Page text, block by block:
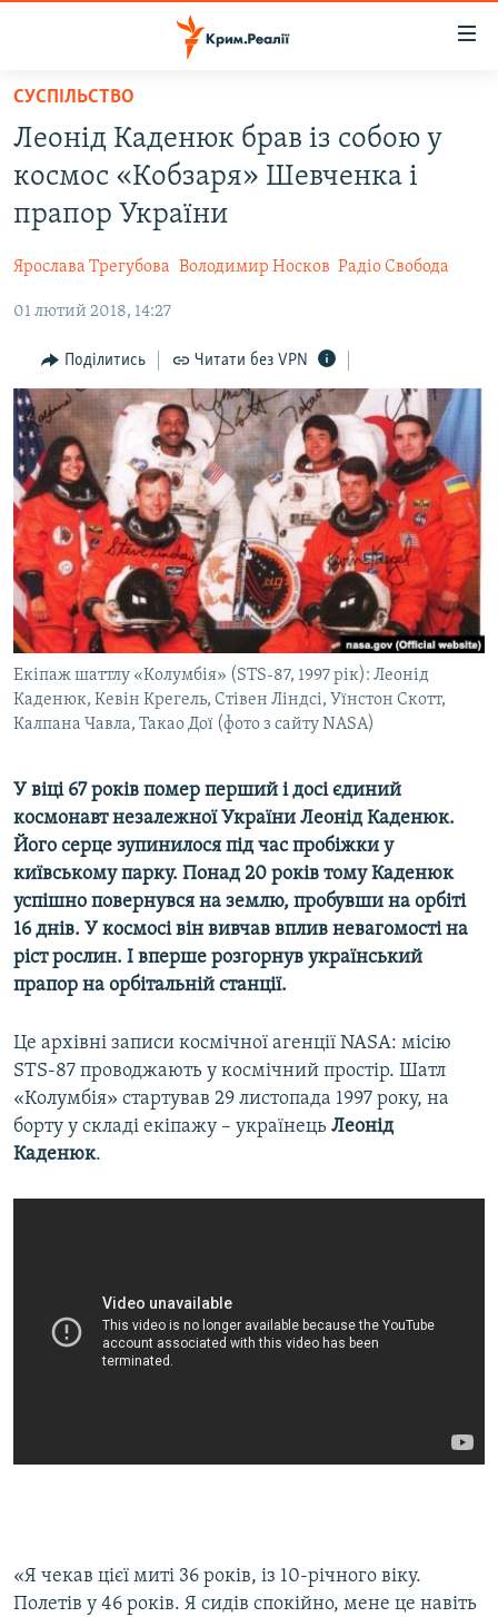
Перейти
основного
матеріалу
до
основної
навігації
Перейти
пошуку
ВОДА.КРИМ
ВІДЕО ТА ФОТО
БЛОГИ
ПОГЛЯД
ІНТЕРВ'Ю
ВСЕ ЗА ДЕНЬ
СПЕЦПРОЕКТИ
ДЕПОРТАЦІЯ
ВІДЕОУРОКИ «ELIFBE»
СВІДЧЕННЯ ОКУПАЦІЇ
УКРАЇНСЬКА ПРОБЛЕМА КРИМУ
ІНФОГРАФІКА
ЯК ОБІЙТИ БЛОКУВАННЯ
Русский
Qırımtatar
ДОЛУЧАЙСЯ!
СУСПІЛЬСТВО
Леонід Каденюк брав із собою у
космос «Кобзаря» Шевченка і
прапор України
Ярослава Трегубова Володимир Носков Радіо Свобода
01 лютий 2018, 14:27
Поділитись Читати без VPN
Екіпаж шаттлу «Колумбія» (STS-87, 1997 рік): Леонід
Каденюк, Кевін Крегель, Стівен Ліндсі, Уїнстон Скотт,
Калпана Чавла, Такао Дої (фото з сайту NASA)
У віці 67 років помер перший і досі єдиний
космонавт незалежної України Леонід Каденюк.
Його серце зупинилося під час пробіжки у
київському парку. Понад 20 років тому Каденюк
успішно повернувся на землю, пробувши на орбіті
16 днів. У космосі він вивчав вплив невагомості на
ріст рослин. І вперше розгорнув український
прапор на орбітальній станції.
Це архівні записи космічної агенції NASA: місію
STS-87 проводжають у космічний простір. Шатл
«Колумбія» стартував 29 листопада 1997 року, на
борту у складі екіпажу – українець Леонід
Каденюк.
«Я чекав цієї миті 36 років, із 10-річного віку.
Полетів у 46 років. Я сидів спокійно, мене це навіть